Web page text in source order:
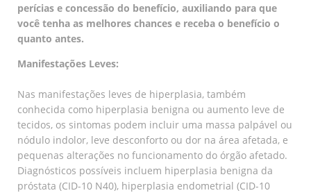
perícias e concessão do benefício, auxiliando para que
você tenha as melhores chances e receba o benefício o
quanto antes.
Manifestações Leves:
Nas manifestações leves de hiperplasia, também
conhecida como hiperplasia benigna ou aumento leve de
tecidos, os sintomas podem incluir uma massa palpável ou
nódulo indolor, leve desconforto ou dor na área afetada, e
pequenas alterações no funcionamento do órgão afetado.
Diagnósticos possíveis incluem hiperplasia benigna da
próstata (CID-10 N40), hiperplasia endometrial (CID-10